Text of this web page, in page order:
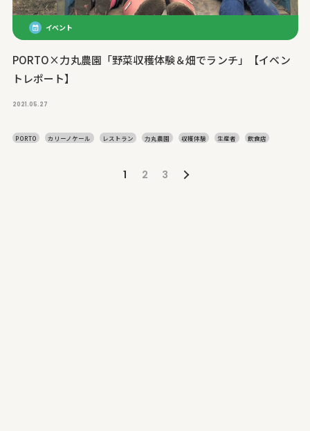
イベント
PORTO×力丸農園「野菜収穫体験＆畑でランチ」【イベン
トレポート】
2021.05.27
PORTO カリーノケール レストラン 力丸農園 収穫体験 生産者 飲食店
1 2 3